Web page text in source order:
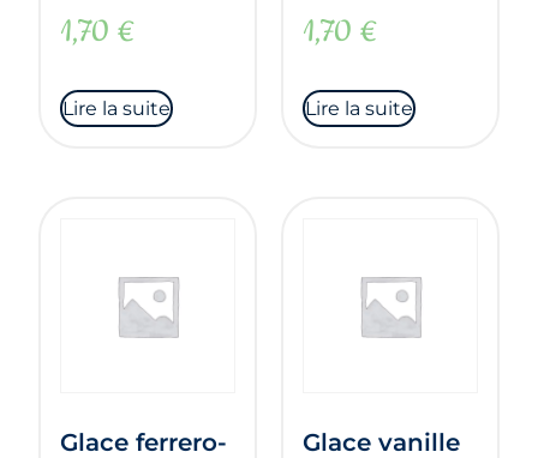
1,70 €
Lire la suite
1,70 €
Lire la suite
Glace ferrero-
Glace vanille